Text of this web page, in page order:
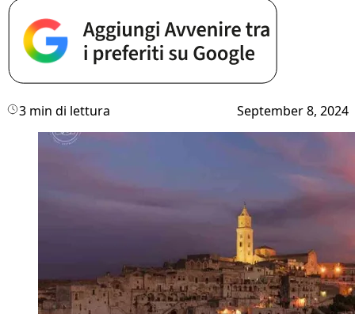
3 min di lettura September 8, 2024